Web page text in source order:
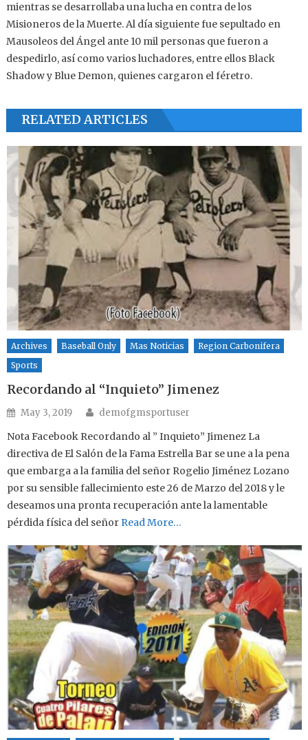
mientras se desarrollaba una lucha en contra de los
Misioneros de la Muerte. Al día siguiente fue sepultado en
Mausoleos del Ángel ante 10 mil personas que fueron a
despedirlo, así como varios luchadores, entre ellos Black
Shadow y Blue Demon, quienes cargaron el féretro.
RELATED ARTICLES
Archives Baseball Only Mas Noticias
Region Carbonifera
Sports
Recordando al “Inquieto” Jimenez
Posted on
May 3, 2019 Author
demofgmsportuser
Nota Facebook Recordando al ” Inquieto” Jimenez La
directiva de El Salón de la Fama Estrella Bar se une a la pena
que embarga a la familia del señor Rogelio Jiménez Lozano
por su sensible fallecimiento este 26 de Marzo del 2018 y le
deseamos una pronta recuperación ante la lamentable
pérdida física del señor Read More…